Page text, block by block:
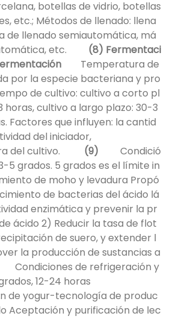
botellas de vidrio, botellas
etc.; Métodos de llenado: llena
de llenado semiautomática, má
etc. (8) Fermentaci
Temperatura de
por la especie bacteriana y pro
de cultivo: cultivo a corto pl
horas, cultivo a largo plazo: 30-3
Factores que influyen: la cantid
del iniciador,
del cultivo. (9) Condició
5 grados. 5 grados es el límite in
de moho y levadura Propó
de bacterias del ácido lá
enzimática y prevenir la pr
ácido 2) Reducir la tasa de flot
de suero, y extender l
la producción de sustancias a
Condiciones de refrigeración y
12-24 horas
de yogur-tecnología de produc
Aceptación y purificación de lec